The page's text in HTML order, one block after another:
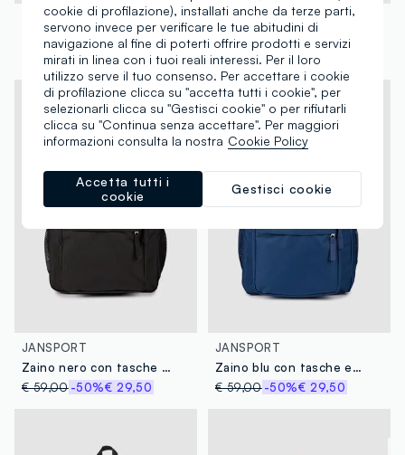
JANSPORT
Zaino grigio con tasca frontale e inserti
€ 50,00-50%€ 25,00
JANSPORT
€ 62,00
-50%€ 31,00
JANSPORT
Zaino nero con tasche esterne
€ 59,00-50%€ 29,50
JANSPORT
Zaino blu con tasche esterne
€ 59,00 -50%€ 29,50
cookie di profilazione), installati anche da terze parti,
servono invece per verificare le tue abitudini di
navigazione al fine di poterti offrire prodotti e servizi
mirati in linea con i tuoi reali interessi. Per il loro
utilizzo serve il tuo consenso. Per accettare i cookie
di profilazione clicca su "accetta tutti i cookie", per
selezionarli clicca su "Gestisci cookie" o per rifiutarli
clicca su "Continua senza accettare". Per maggiori
informazioni consulta la nostra Cookie Policy
Gestisci cookie
Accetta tutti i
cookie